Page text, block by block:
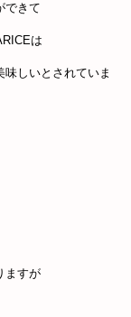
できて
は
しいとされていま
ますが